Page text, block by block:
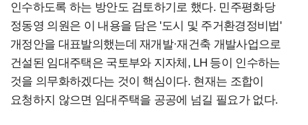
인수하도록 하는 방안도 검토하기로 했다. 민주평화당
정동영 의원은 이 내용을 담은 '도시 및 주거환경정비법'
개정안을 대표발의했는데 재개발·재건축 개발사업으로
건설된 임대주택은 국토부와 지자체, LH 등이 인수하는
것을 의무화하겠다는 것이 핵심이다. 현재는 조합이
요청하지 않으면 임대주택을 공공에 넘길 필요가 없다.